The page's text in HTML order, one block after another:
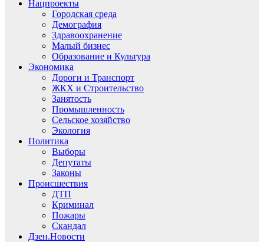
Нацпроекты
Городская среда
Демография
Здравоохранение
Малый бизнес
Образование и Культура
Экономика
Дороги и Транспорт
ЖКХ и Строительство
Занятость
Промышленность
Сельское хозяйство
Экология
Политика
Выборы
Депутаты
Законы
Происшествия
ДТП
Криминал
Пожары
Скандал
Дзен.Новости